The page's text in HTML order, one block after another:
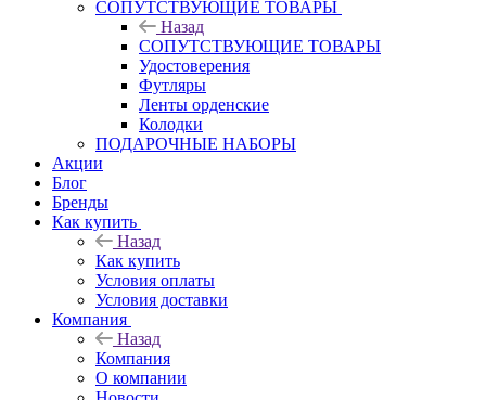
СОПУТСТВУЮЩИЕ ТОВАРЫ
Назад
СОПУТСТВУЮЩИЕ ТОВАРЫ
Удостоверения
Футляры
Ленты орденские
Колодки
ПОДАРОЧНЫЕ НАБОРЫ
Акции
Блог
Бренды
Как купить
Назад
Как купить
Условия оплаты
Условия доставки
Компания
Назад
Компания
О компании